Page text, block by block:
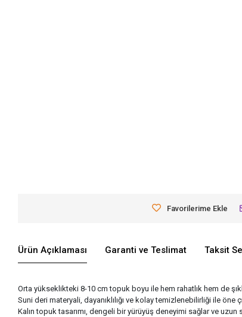
Favorilerime Ekle
Ürün Açıklaması Garanti ve Teslimat Taksit
Orta yükseklikteki 8-10 cm topuk boyu ile hem rahatlık hem de
Suni deri materyali, dayanıklılığı ve kolay temizlenebilirliği ile öne
Kalın topuk tasarımı, dengeli bir yürüyüş deneyimi sağlar ve